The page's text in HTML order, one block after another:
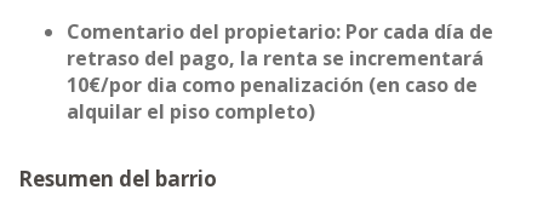
Comentario del propietario: Por cada día de
retraso del pago, la renta se incrementará
10€/por dia como penalización (en caso de
alquilar el piso completo)
Resumen del barrio